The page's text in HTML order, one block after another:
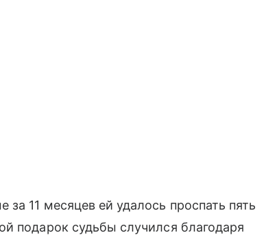
за 11 месяцев ей удалось проспать пять
подарок судьбы случился благодаря